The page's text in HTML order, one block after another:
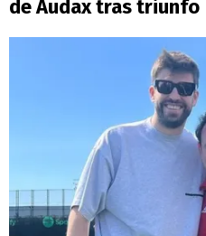
de Audax tras triunfo